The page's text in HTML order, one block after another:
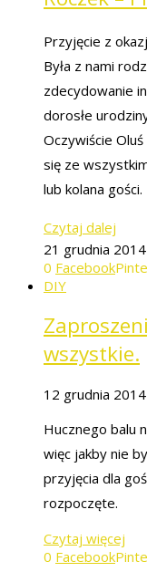
Przyjęcie z
Była z nami
zdecydowanie
dorosłe
Oczywiście
się ze
lub kolana gości.
Czytaj dalej
21 grudnia 2014
0 Facebook
DIY
wszystkie.
12 grudnia 2014
Hucznego balu
więc jakby nie
przyjęcia dla
rozpoczęte.
Czytaj więcej
0 Facebook